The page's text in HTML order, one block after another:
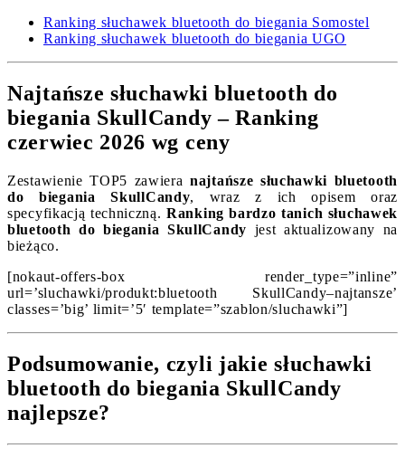
Ranking słuchawek bluetooth do biegania Somostel
Ranking słuchawek bluetooth do biegania UGO
Najtańsze słuchawki bluetooth do
biegania SkullCandy – Ranking
czerwiec 2026 wg ceny
Zestawienie TOP5 zawieranajtańsze słuchawki bluetooth
do biegania SkullCandy, wraz z ich opisem oraz
specyfikacją techniczną.Ranking bardzo tanich słuchawek
bluetooth do biegania SkullCandy jest aktualizowany na
bieżąco.
[nokaut-offers-box render_type=”inline”
url=’sluchawki/produkt:bluetooth SkullCandy–najtansze’
classes=’big’ limit=’5′ template=”szablon/sluchawki”]
Podsumowanie, czyli jakie słuchawki
bluetooth do biegania SkullCandy
najlepsze?